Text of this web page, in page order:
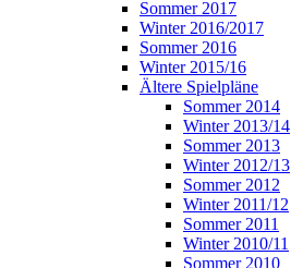
Sommer 2017
Winter 2016/2017
Sommer 2016
Winter 2015/16
Ältere Spielpläne
Sommer 2014
Winter 2013/14
Sommer 2013
Winter 2012/13
Sommer 2012
Winter 2011/12
Sommer 2011
Winter 2010/11
Sommer 2010